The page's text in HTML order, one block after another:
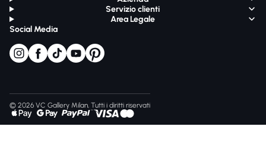
Servizio clienti
Area Legale
Social Media
© 2026 VC Gallery Milan, Tutti i diritti riservati